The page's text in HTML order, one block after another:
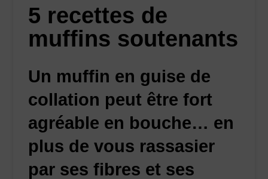
5 recettes de
muffins soutenants
Un muffin en guise de
collation peut être fort
agréable en bouche… en
plus de vous rassasier
par ses fibres et ses